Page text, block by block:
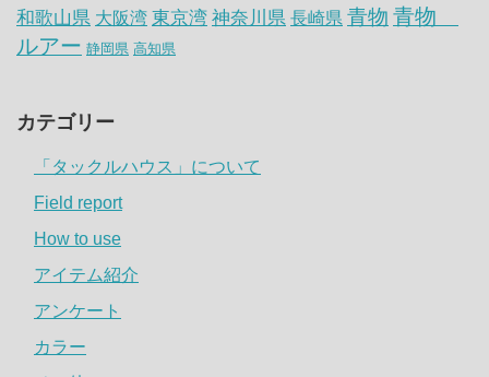
和歌山県 大阪湾 東京湾 神奈川県 長崎県 青物 青物
ルアー 静岡県 高知県
カテゴリー
「タックルハウス」について
Field report
How to use
アイテム紹介
アンケート
カラー